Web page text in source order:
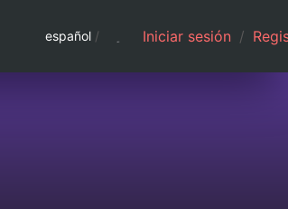
español / Iniciar sesión /